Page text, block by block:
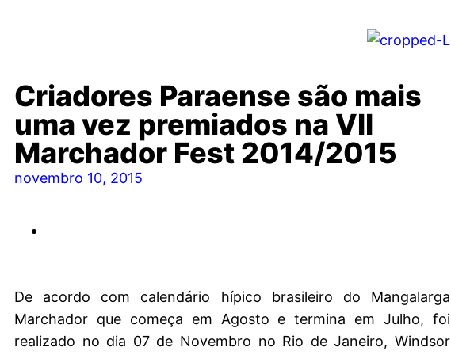
Criadores Paraense são mais
uma vez premiados na VII
Marchador Fest 2014/2015
novembro 10, 2015
De acordo com calendário hípico brasileiro do Mangalarga
Marchador que começa em Agosto e termina em Julho, foi
realizado no dia 07 de Novembro no Rio de Janeiro, Windsor